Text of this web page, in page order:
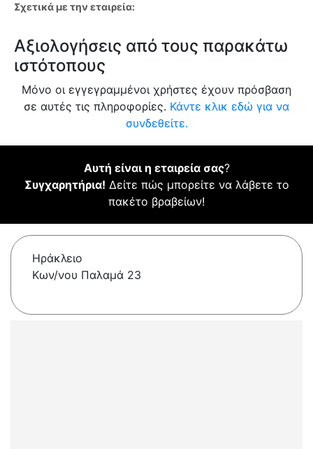
Σχετικά με την εταιρεία:
Αξιολογήσεις από τους παρακάτω
ιστότοπους
Μόνο οι εγγεγραμμένοι χρήστες έχουν πρόσβαση
σε αυτές τις πληροφορίες. Κάντε κλικ εδώ για να
συνδεθείτε.
Αυτή είναι η εταιρεία σας?
Συγχαρητήρια! Δείτε πώς μπορείτε να λάβετε το
πακέτο βραβείων!
Ηράκλειο
Κων/νου Παλαμά 23